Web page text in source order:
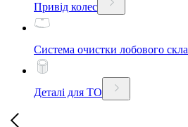
Привід колес
Система очистки лобового скла
Деталі для ТО